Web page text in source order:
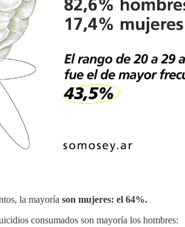
la mayoría son mujeres: el 64%.
consumados son mayoría los hombres: